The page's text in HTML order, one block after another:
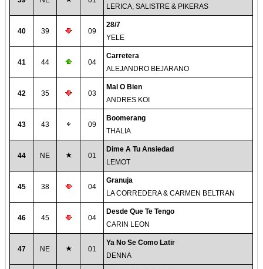
LERICA, SALISTRE & PIKERAS
40 39 09
28/7
YELE
41 44 04
Carretera
ALEJANDRO BEJARANO
42 35 03
Mal O Bien
ANDRES KOI
43 43 09
Boomerang
THALIA
44 NE 01
Dime A Tu Ansiedad
LEMOT
45 38 04
Granuja
LA CORREDERA & CARMEN BELTRAN
46 45 04
Desde Que Te Tengo
CARIN LEON
47 NE 01
Ya No Se Como Latir
DENNA